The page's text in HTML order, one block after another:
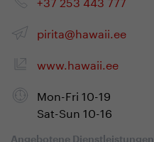
pirita@hawaii.ee
www.hawaii.ee
Mon-Fri 10-19
Sat-Sun 10-16
Angebotene Dienstleistungen